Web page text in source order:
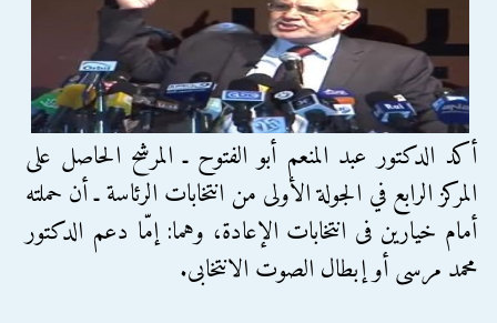
أكد الدكتور عبد المنعم أبو الفتوح ـ المرشح الحاصل على
المركز الرابع في الجولة الأولى من انتخابات الرئاسة ـ أن حملته
أمام خيارين فى انتخابات الإعادة، وهما: إمّا دعم الدكتور
محمد مرسى أو إبطال الصوت الانتخابى.